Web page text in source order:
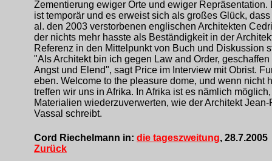
Zementierung ewiger Orte und ewiger Repräsentation.
ist temporär und es erweist sich als großes Glück, dass
al. den 2003 verstorbenen englischen Architekten
der nichts mehr hasste als Beständigkeit in der
Referenz in den Mittelpunkt von Buch und Diskussion
"Als Architekt bin ich gegen Law and Order, geschaffen
Angst und Elend", sagt Price im Interview mit Obrist.
eben. Welcome to the pleasure dome, und wenn nicht
treffen wir uns in Afrika. In Afrika ist es nämlich
Materialien wiederzuverwerten, wie der Architekt
Vassal schreibt.
Cord Riechelmann in: die tageszweitung, 28.7.2005
Zurück